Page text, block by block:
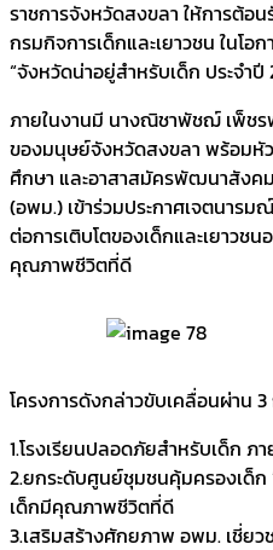
ราชการจังหวัดสงขลา ให้การต้
กรมกิจการเด็กและเยาวชน ในโอ
“จังหวัดน่าอยู่สำหรับเด็ก ประจำปี
ภายในงานมี นางณิชาพัชฌ์ เพ็ช
ของมนุษย์จังหวัดสงขลา พร้อมหั
ศึกษา และอาสาสมัครพัฒนาสังค
(อพม.) เข้าร่วมประกาศเจตนาร
ต่อการเติบโตของเด็กและเยาว
คุณภาพชีวิตที่ดี
โครงการดังกล่าวขับเคลื่อนผ่าน
1.โรงเรียนปลอดภัยสำหรับเด็ก ภ
2.ยกระดับศูนย์ชุมชนคุ้มครองเด็ก
เด็กมีคุณภาพชีวิตที่ดี
3.เสริมสร้างศักยภาพ อพม. เชี่ย